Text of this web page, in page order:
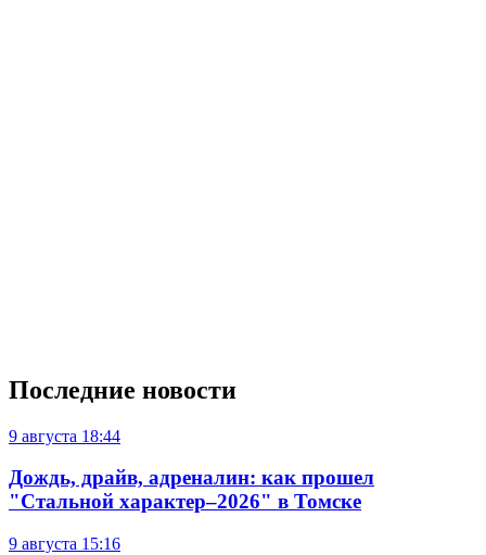
Последние новости
9 августа 18:44
Дождь, драйв, адреналин: как прошел
"Стальной характер–2026" в Томске
9 августа 15:16